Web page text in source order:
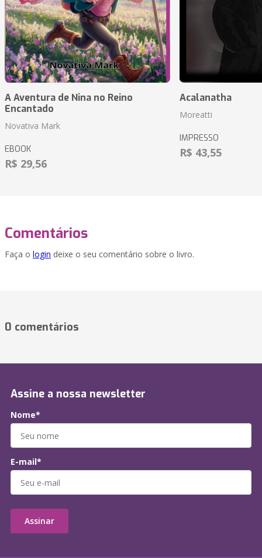
A Aventura de Nina no Reino
Encantado
Novativa Mark
EBOOK
R$ 29,56
Acalanatha
Moreatti
IMPRESSO
R$ 43,55
Comentários
Faça o login deixe o seu comentário sobre o livro.
0 comentários
Assine a nossa newsletter
Nome*
E-mail*
Assinar